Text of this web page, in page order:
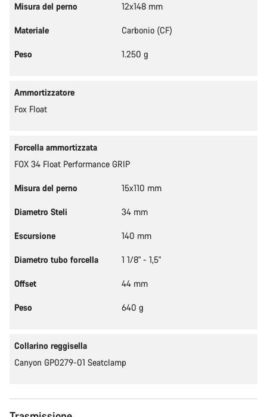
Misura del perno 12x148 mm
Materiale Carbonio (CF)
Peso 1.250 g
Ammortizzatore
Fox Float
Forcella ammortizzata
FOX 34 Float Performance GRIP
Misura del perno 15x110 mm
Diametro Steli 34 mm
Escursione 140 mm
Diametro tubo forcella 1 1/8" - 1,5"
Offset 44 mm
Peso 640 g
Collarino reggisella
Canyon GP0279-01 Seatclamp